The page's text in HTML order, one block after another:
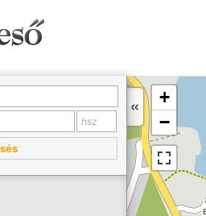
+
−
hogy látszódjanak a boltok.